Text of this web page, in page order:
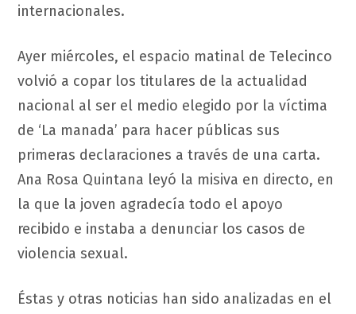
internacionales.
Ayer miércoles, el espacio matinal de Telecinco
volvió a copar los titulares de la actualidad
nacional al ser el medio elegido por la víctima
de ‘La manada’ para hacer públicas sus
primeras declaraciones a través de una carta.
Ana Rosa Quintana leyó la misiva en directo, en
la que la joven agradecía todo el apoyo
recibido e instaba a denunciar los casos de
violencia sexual.
Éstas y otras noticias han sido analizadas en el